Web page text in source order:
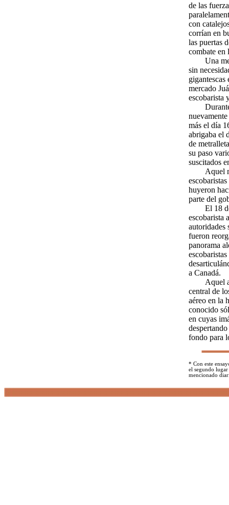
de las
con
corrían en
las puertas
combate en
Una
sin
mercado
escobarista
más el día
abrigaba el
de
su paso
suscitados
Aquel
huyeron
parte del
El 18
escobarista
autoridades
fueron
panorama
a Canadá.
Aquel
central de
aéreo en la
conocido
en cuyas
fondo para
* Con este
el segundo
mencionado